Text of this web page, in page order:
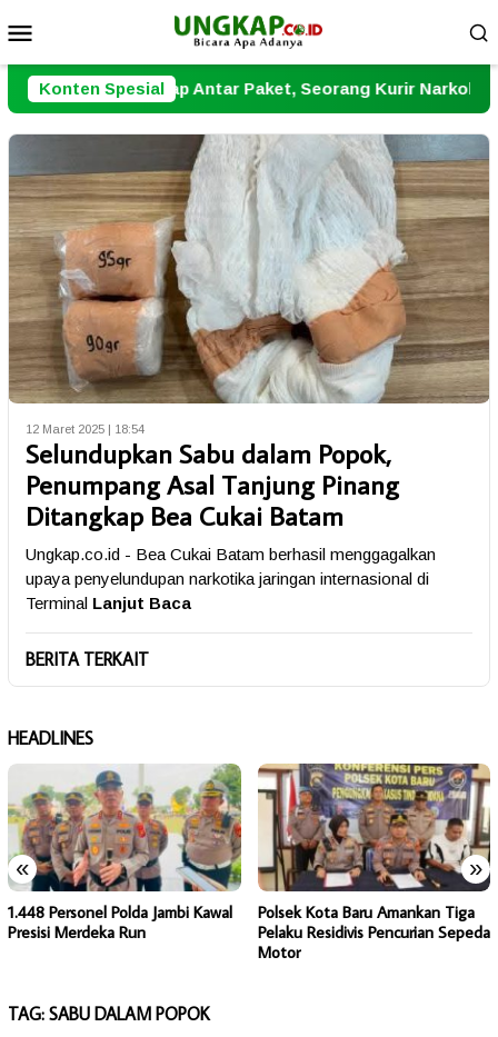
ke
kontenMobile
Konten Spesial
Antar Paket, Seorang Kurir Narkoba Dibekuk Polresta
12 Maret 2025 | 18:54
Selundupkan Sabu dalam Popok,
Penumpang Asal Tanjung Pinang
Ditangkap Bea Cukai Batam
Ungkap.co.id - Bea Cukai Batam berhasil menggagalkan
upaya penyelundupan narkotika jaringan internasional di
Terminal Lanjut Baca
BERITA TERKAIT
HEADLINES
« »
1.448 Personel Polda Jambi Kawal
Presisi Merdeka Run
Polsek Kota Baru Amankan Tiga
Pelaku Residivis Pencurian Sepeda
Motor
TAG: SABU DALAM POPOK